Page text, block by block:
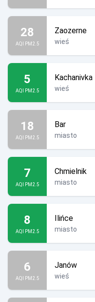
28
AQI PM2.5
Zaozerne
wieś
5
AQI PM2.5
Kachanivka
wieś
18
AQI PM2.5
Bar
miasto
7
AQI PM2.5
Chmielnik
miasto
8
AQI PM2.5
Ilińce
miasto
6
AQI PM2.5
Janów
wieś